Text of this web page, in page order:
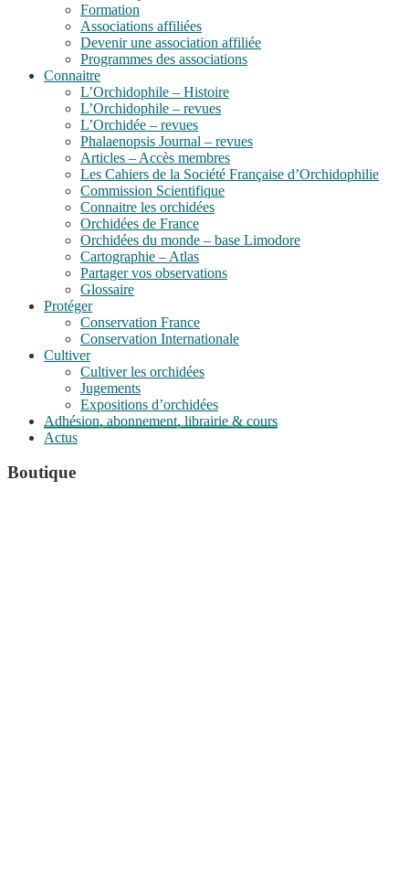
Formation
Associations affiliées
Devenir une association affiliée
Programmes des associations
Connaitre
L’Orchidophile – Histoire
L’Orchidophile – revues
L’Orchidée – revues
Phalaenopsis Journal – revues
Articles – Accès membres
Les Cahiers de la Société Française d’Orchidophilie
Commission Scientifique
Connaitre les orchidées
Orchidées de France
Orchidées du monde – base Limodore
Cartographie – Atlas
Partager vos observations
Glossaire
Protéger
Conservation France
Conservation Internationale
Cultiver
Cultiver les orchidées
Jugements
Expositions d’orchidées
Adhésion, abonnement, librairie & cours
Actus
Boutique